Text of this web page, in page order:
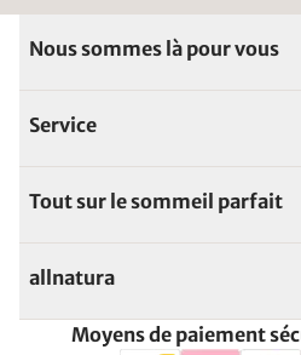
Nous sommes là pour vous
Service
Tout sur le sommeil parfait
allnatura
Moyens de paiement